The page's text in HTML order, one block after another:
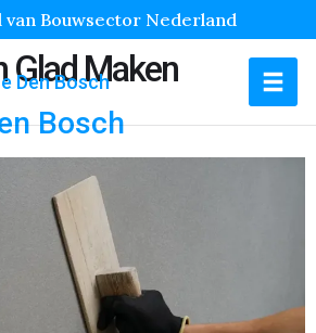
van Bouwsector Nederland
Den Bosch
Glad Maken
Bosch